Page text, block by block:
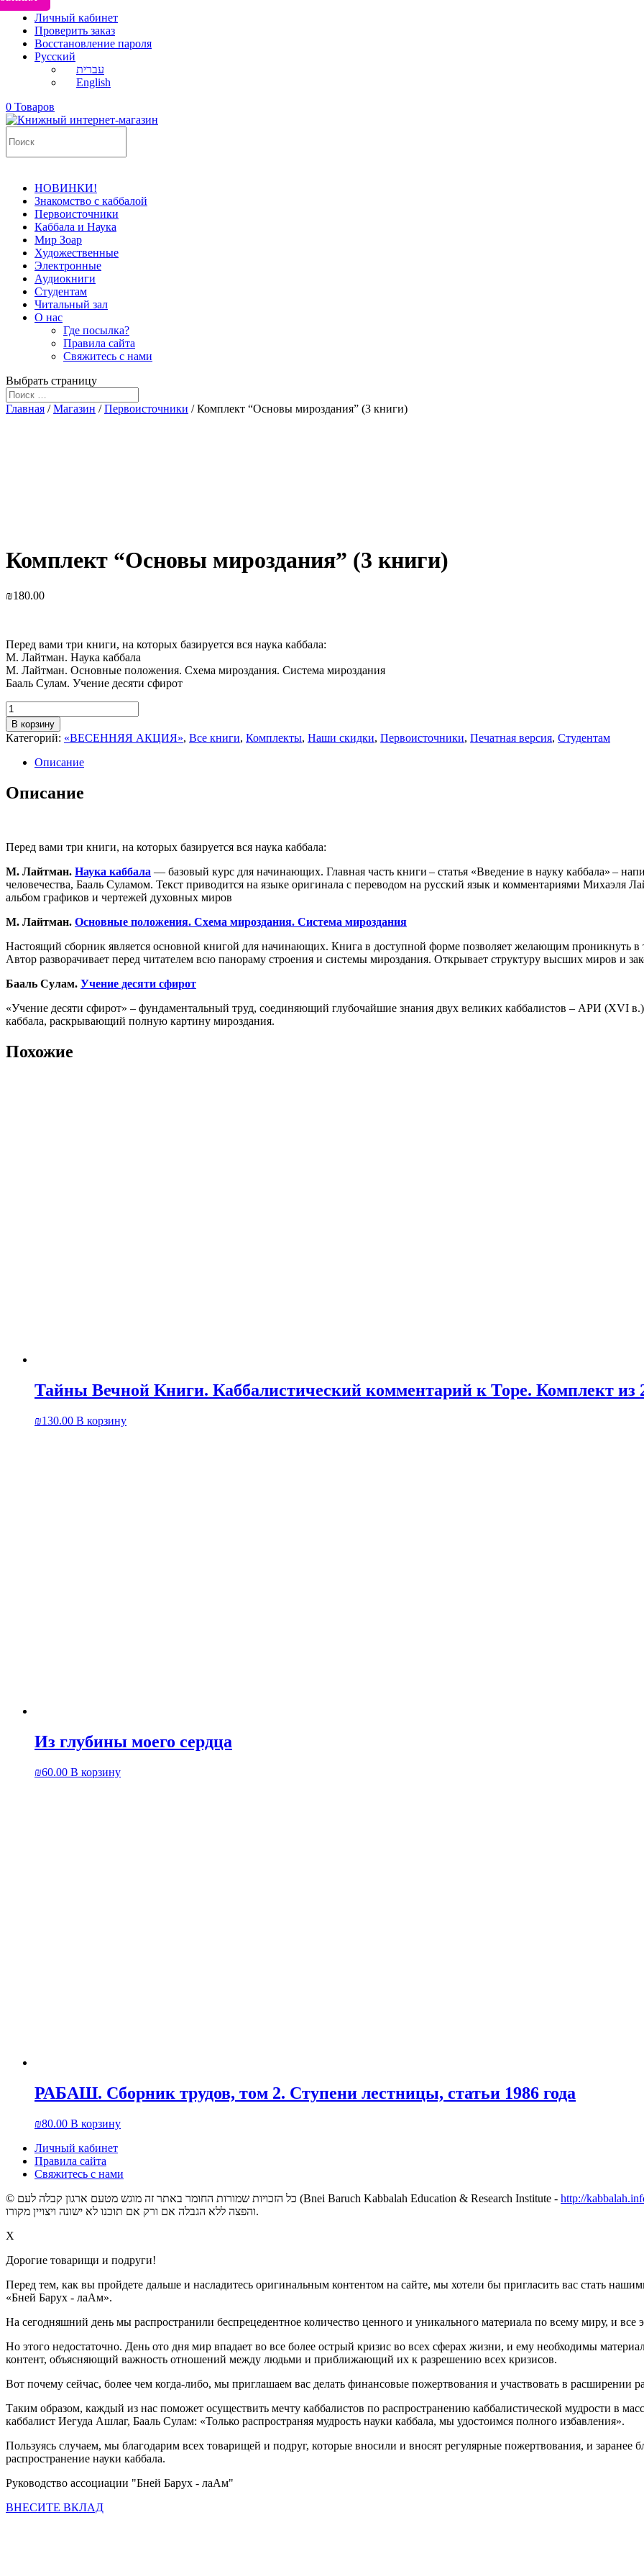
Личный кабинет
Проверить заказ
Восстановление пароля
Русский
עברית
English
0 Товаров
НОВИНКИ!
Знакомство с каббалой
Первоисточники
Каббала и Наука
Мир Зоар
Художественные
Электронные
Аудиокниги
Студентам
Читальный зал
О нас
Где посылка?
Правила сайта
Свяжитесь с нами
Выбрать страницу
Главная /Магазин /Первоисточники / Комплект “Основы мироздания” (3 книги)
Комплект “Основы мироздания” (3 книги)
₪180.00
Перед вами три книги, на которых базируется вся наука каббала:
М. Лайтман. Наука каббала
М. Лайтман. Основные положения. Схема мироздания. Система мироздания
Бааль Сулам. Учение десяти сфирот
Количество
товара
Комплект
“Основы
мироздания”
книги)
В корзину
Категорий: «ВЕСЕННЯЯ АКЦИЯ», Все книги, Комплекты, Наши скидки, Первоисточники, Печатная версия, Студентам
Описание
Описание
Перед вами три книги, на которых базируется вся наука каббала:
М. Лайтман. Наука каббала — базовый курс для начинающих. Главная часть книги – статья «Введение в науку каббала» –
человечества, Бааль Суламом. Текст приводится на языке оригинала с переводом на русский язык и комментариями
альбом графиков и чертежей духовных миров
М. Лайтман. Основные положения. Схема мироздания. Система мироздания
Настоящий сборник является основной книгой для начинающих. Книга в доступной форме позволяет желающим проникнуть в
Автор разворачивает перед читателем всю панораму строения и системы мироздания. Открывает структуру высших миров и
Бааль Сулам. Учение десяти сфирот
«Учение десяти сфирот» – фундаментальный труд, соединяющий глубочайшие знания двух великих каббалистов – АРИ (XVI
каббала, раскрывающий полную картину мироздания.
Похожие
Тайны Вечной Книги. Каббалистический комментарий к Торе. Комплект из
₪130.00 В корзину
Из глубины моего сердца
₪60.00 В корзину
РАБАШ. Сборник трудов, том 2. Ступени лестницы, статьи 1986 года
₪80.00 В корзину
Личный кабинет
Правила сайта
Свяжитесь с нами
© כל הזכויות שמורות החומר באתר זה מוגש מטעם ארגון קבלה לעם (Bnei Baruch Kabbalah Education & Research Institute - http://
והפצה ללא הגבלה אם ורק אם תוכנו לא ישונה ויצויין מקורו.
X
Дорогие товарищи и подруги!
Перед тем, как вы пройдете дальше и насладитесь оригинальным контентом на сайте, мы хотели бы пригласить вас стать
«Бней Барух - лаАм».
На сегодняшний день мы распространили беспрецедентное количество ценного и уникального материала по всему миру, и все
Но этого недостаточно. День ото дня мир впадает во все более острый кризис во всех сферах жизни, и ему необходимы
контент, объясняющий важность отношений между людьми и приближающий их к разрешению всех кризисов.
Вот почему сейчас, более чем когда-либо, мы приглашаем вас делать финансовые пожертвования и участвовать в расширении
Таким образом, каждый из нас поможет осуществить мечту каббалистов по распространению каббалистической мудрости в
каббалист Иегуда Ашлаг, Бааль Сулам: «Только распространяя мудрость науки каббала, мы удостоимся полного избавления».
Пользуясь случаем, мы благодарим всех товарищей и подруг, которые вносили и вносят регулярные пожертвования, и заранее
распространение науки каббала.
Руководство ассоциации "Бней Барух - лаАм"
ВНЕСИТЕ ВКЛАД